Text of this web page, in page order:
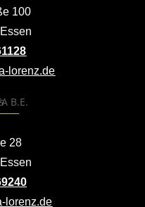
100
lorenz.de
28
lorenz.de